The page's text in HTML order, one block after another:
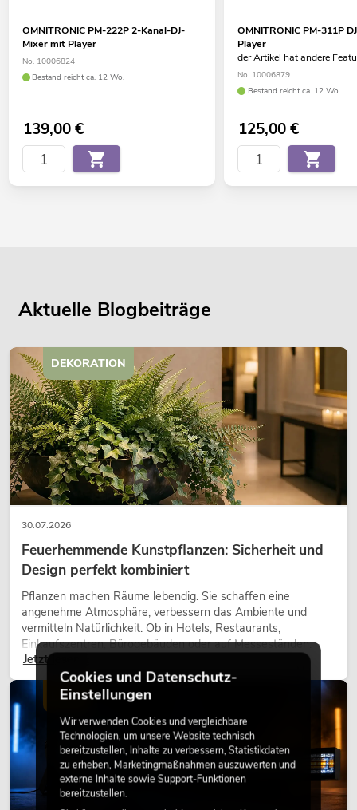
OMNITRONIC PM-222P 2-Kanal-DJ-
Mixer mit Player
No. 10006824
Bestand reicht ca. 12 Wo.
139,00€
OMNITRONIC PM-311P
Player
der Artikel hat andere
No. 10006879
Bestand reicht ca. 12 Wo.
125,00€
Aktuelle Blogbeiträge
30.07.2026
Feuerhemmende Kunstpflanzen: Sicherheit und
Design perfekt kombiniert
Pflanzen machen Räume lebendig. Sie schaffen eine
angenehme Atmosphäre, verbessern das Ambiente und
vermitteln Natürlichkeit. Ob in Hotels, Restaurants,
Einkaufszentren, Bürogebäuden oder auf Messeständen:
eine hochwertige Begrünung gehört heute längst zum
modernen Raumkonzept.
Jetzt lesen
DEKORATION
LICHT
Cookies und Datenschutz-
Einstellungen
Wir verwenden Cookies und vergleichbare
Technologien, um unsere Website technisch
bereitzustellen, Inhalte zu verbessern, Statistikdaten
zu erheben, Marketingmaßnahmen auszuwerten und
externe Inhalte sowie Support-Funktionen
bereitzustellen.